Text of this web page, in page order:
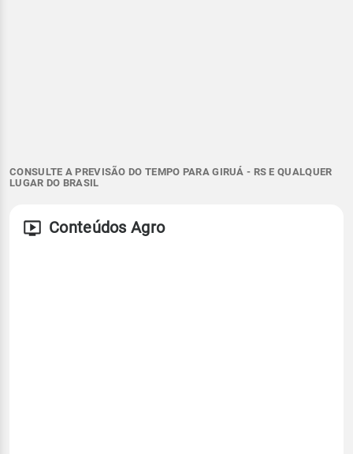
CONSULTE A PREVISÃO DO TEMPO PARA GIRUÁ - RS E QUALQUER
LUGAR DO BRASIL
Conteúdos Agro